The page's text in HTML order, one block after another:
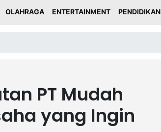
OLAHRAGA ENTERTAINMENT PENDIDIKAN
PT Mudah
yang Ingin